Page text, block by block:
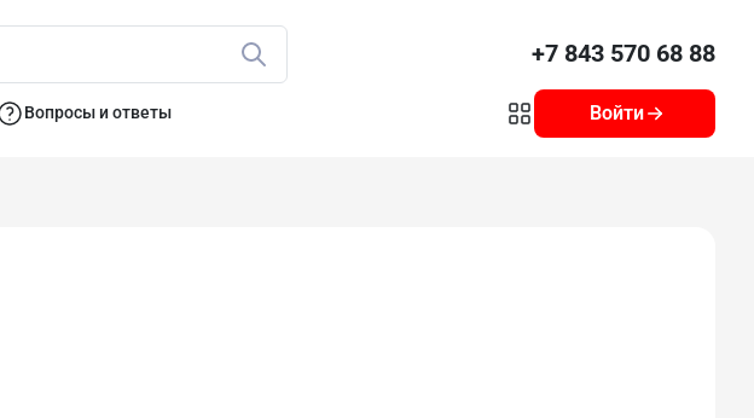
+7 843 570 68 88
Вопросы и ответы Войти